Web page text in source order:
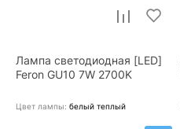
Лампа светодиодная [LED]
Feron GU10 7W 2700K
Цвет лампы: белый теплый